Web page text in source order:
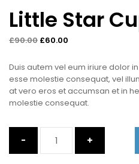
Little Star
£90.00 £60.00
Duis autem vel eum iriure dolor
esse molestie consequat, vel
at vero eros et accumsan et in
molestie consequat.